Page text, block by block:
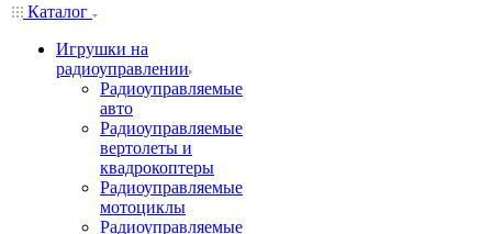
Каталог
Игрушки на
радиоуправлении
Радиоуправляемые
авто
Радиоуправляемые
вертолеты и
квадрокоптеры
Радиоуправляемые
мотоциклы
Радиоуправляемые